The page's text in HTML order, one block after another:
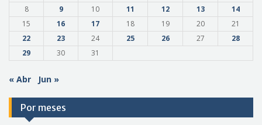
8
9 10 11 12 13
14
15
16 17 18 19 20
21
22
23 24 25 26 27
28
29
30 31
« Abr Jun »
Por meses